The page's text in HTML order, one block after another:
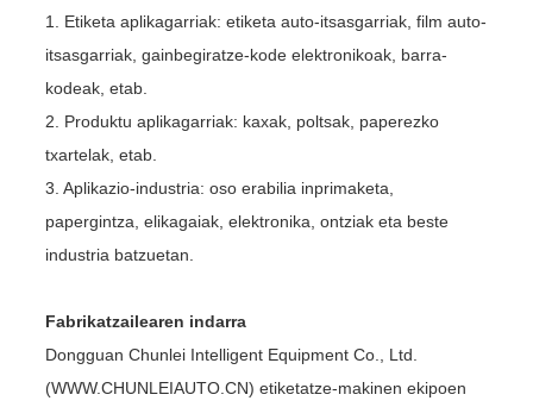
1. Etiketa aplikagarriak: etiketa auto-itsasgarriak, film auto-
itsasgarriak, gainbegiratze-kode elektronikoak, barra-
kodeak, etab.
2. Produktu aplikagarriak: kaxak, poltsak, paperezko
txartelak, etab.
3. Aplikazio-industria: oso erabilia inprimaketa,
papergintza, elikagaiak, elektronika, ontziak eta beste
industria batzuetan.
Fabrikatzailearen indarra
Dongguan Chunlei Intelligent Equipment Co., Ltd.
(WWW.CHUNLEIAUTO.CN) etiketatze-makinen ekipoen